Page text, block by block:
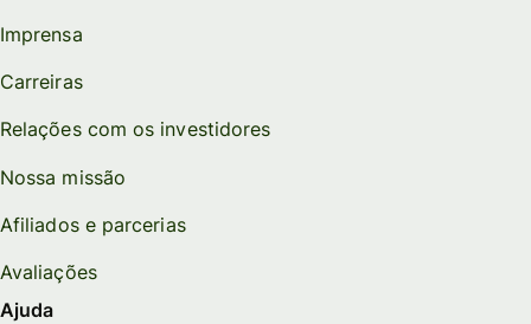
Imprensa
Carreiras
Relações com os investidores
Nossa missão
Afiliados e parcerias
Avaliações
Ajuda